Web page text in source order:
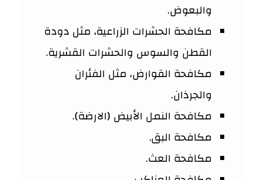
والبعوض.
مكافحة الحشرات الزراعية، مثل دودة
القطن والسوس والحشرات القشرية.
مكافحة القوارض، مثل الفئران
والجرذان.
مكافحة النمل الأبيض (الارضة).
مكافحة البق.
مكافحة العث.